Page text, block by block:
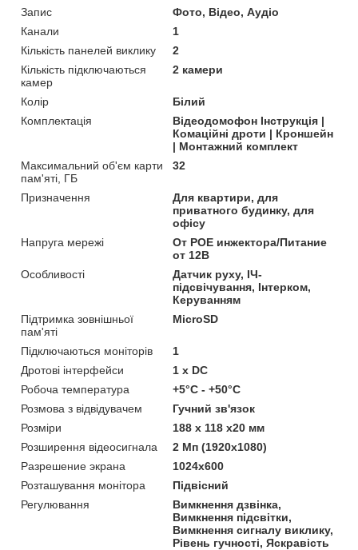
Запис
Фото, Відео, Аудіо
Канали
1
Кількість панелей виклику
2
Кількість підключаються
камер
2 камери
Колір
Білий
Комплектація
Відеодомофон Інструкція |
Комаційні дроти | Кроншейн
| Монтажний комплект
Максимальний об'єм карти
пам'яті, ГБ
32
Призначення
Для квартири, для
приватного будинку, для
офісу
Напруга мережі
От POE инжектора/Питание
от 12В
Особливості
Датчик руху, ІЧ-
підсвічування, Інтерком,
Керуванням
Підтримка зовнішньої
пам'яті
MicroSD
Підключаються моніторів
1
Дротові інтерфейси
1 x DC
Робоча температура
+5°C - +50°C
Розмова з відвідувачем
Гучний зв'язок
Розміри
188 x 118 x20 мм
Розширення відеосигнала
2 Мп (1920х1080)
Разрешение экрана
1024x600
Розташування монітора
Підвісний
Регулювання
Вимкнення дзвінка,
Вимкнення підсвітки,
Вимкнення сигналу виклику,
Рівень гучності, Яскравість